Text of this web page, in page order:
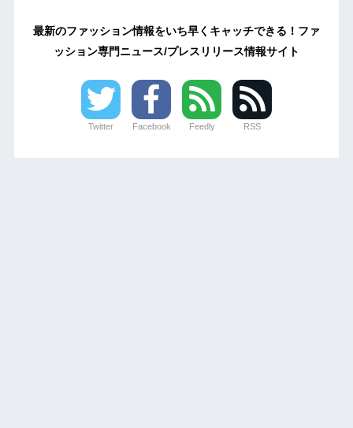
最新のファッション情報をいち早くキャッチできる！ファ
ッション専門ニュース/プレスリリース情報サイト
Twitter Facebook Feedly RSS